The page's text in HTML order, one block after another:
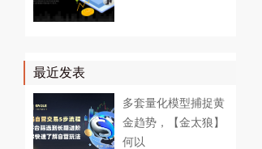
最近发表
多套量化模型捕捉黄
金趋势，【金太狼】
何以